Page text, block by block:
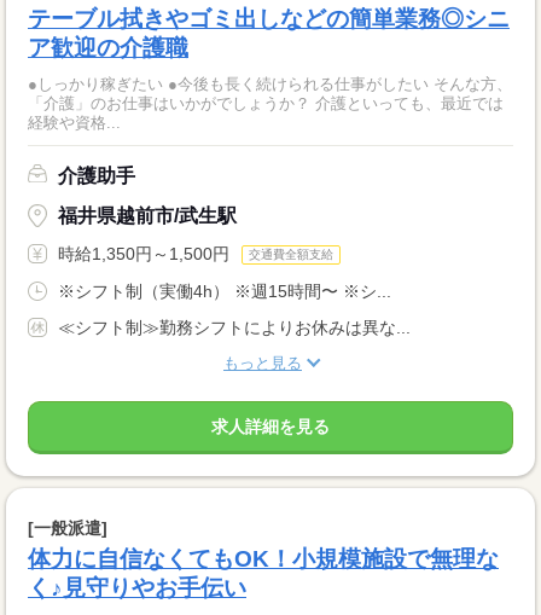
テーブル拭きやゴミ出しなどの簡単業務◎シニ
ア歓迎の介護職
●しっかり稼ぎたい ●今後も長く続けられる仕事がしたい そんな方、
「介護」のお仕事はいかがでしょうか？ 介護といっても、最近では
経験や資格...
介護助手
福井県越前市/武生駅
時給1,350円～1,500円 交通費全額支給
※シフト制（実働4h） ※週15時間〜 ※シ...
≪シフト制≫勤務シフトによりお休みは異な...
もっと見る
求人詳細を見る
[一般派遣]
体力に自信なくてもOK！小規模施設で無理な
く♪見守りやお手伝い